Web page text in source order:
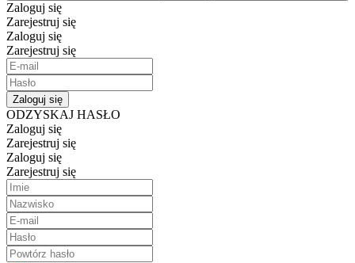
Zaloguj się
Zarejestruj się
Zaloguj się
Zarejestruj się
Zaloguj się
ODZYSKAJ HASŁO
Zaloguj się
Zarejestruj się
Zaloguj się
Zarejestruj się